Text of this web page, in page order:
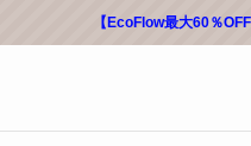
【EcoFlow最大60％